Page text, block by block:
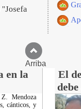
Arriba
en la
El
Mendoza
cánticos, y